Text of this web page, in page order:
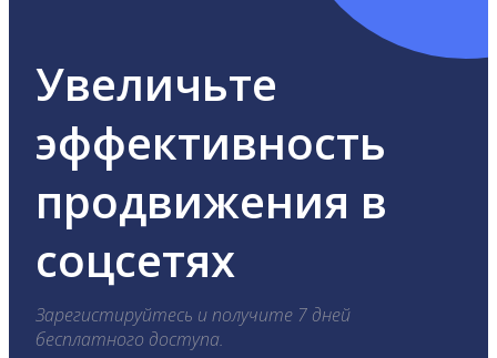
Увеличьте
эффективность
продвижения в
соцсетях
Зарегистируйтесь и получите 7 дней
бесплатного доступа.